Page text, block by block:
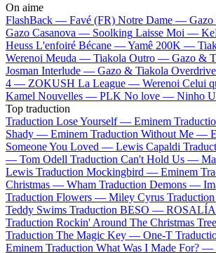
On aime
FlashBack — Favé (FR) Notre Dame —
Gazo Casanova — Soolking Laisse Moi —
Heuss L'enfoiré Bécane —Yamê 200K —
Werenoi Meuda — Tiakola Outro — Gazo &
Josman Interlude — Gazo & Tiakola
4 — ZOKUSH La League — Werenoi Celui
Kamel Nouvelles — PLK No love — Ninho
Top traduction
Traduction Lose Yourself — Eminem
Shady — Eminem Traduction Without Me —
Someone You Loved — Lewis Capaldi
— Tom Odell Traduction Can't Hold Us —
Lewis Traduction Mockingbird — Eminem
Christmas — Wham Traduction Demons —
Traduction Flowers — Miley Cyrus
Teddy Swims Traduction BESO — ROSALÍA
Traduction Rockin' Around The Christmas
Traduction The Magic Key — One-T
Eminem Traduction What Was I Made For? —